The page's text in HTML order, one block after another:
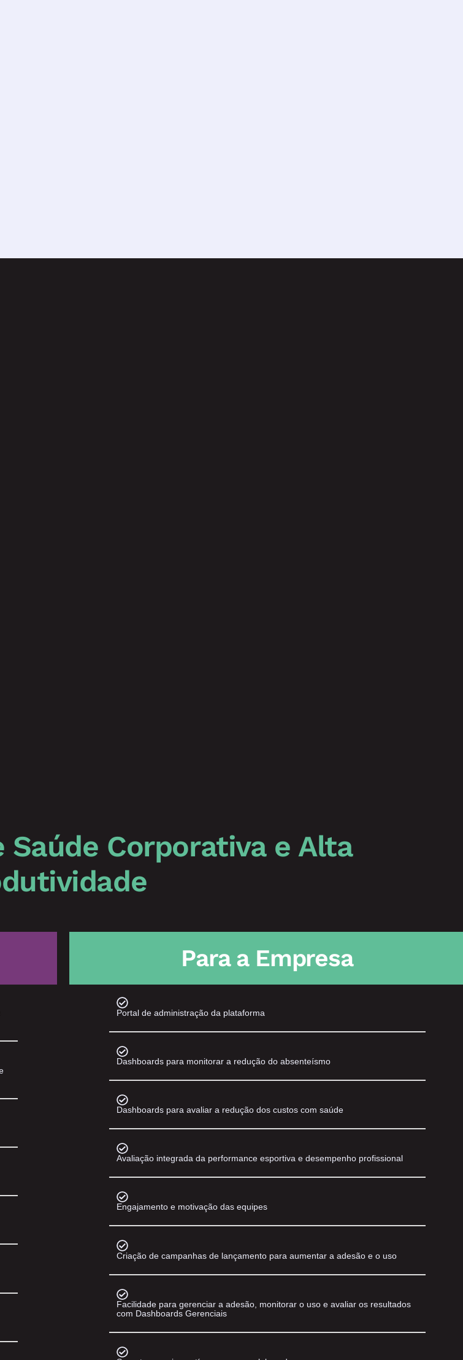
Saúde Corporativa e Alta
Para a Empresa
Portal de administração da plataforma
Dashboards para monitorar a redução do absenteísmo
Dashboards para avaliar a redução dos custos com saúde
Avaliação integrada da performance esportiva e desempenho profissional
Engajamento e motivação das equipes
Criação de campanhas de lançamento para aumentar a adesão e o uso
Facilidade para gerenciar a adesão, monitorar o uso e avaliar os resultados
com Dashboards Gerenciais